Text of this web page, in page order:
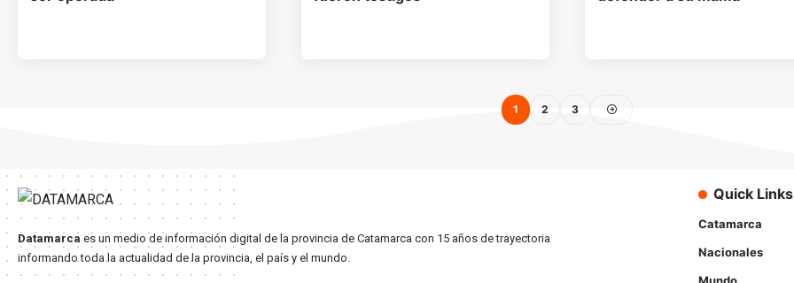
1 2 3
Datamarca es un medio de información digital de la provincia de Catamarca con 15 años de trayectoria
informando toda la actualidad de la provincia, el país y el mundo.
Quick Links
Catamarca
Nacionales